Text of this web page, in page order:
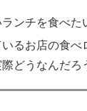
ンチを食べた
いるお店の食
どうなんだろ